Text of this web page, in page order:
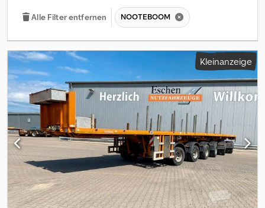
Alle Filter entfernen NOOTEBOOM
Kleinanzeige